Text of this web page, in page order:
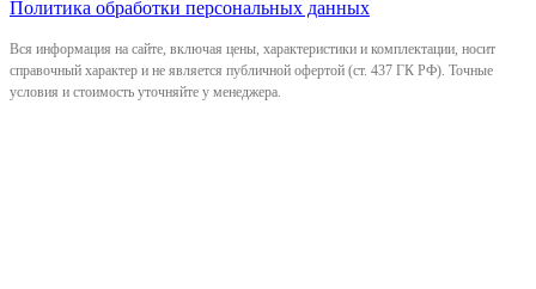
Политика обработки персональных данных
Вся информация на сайте, включая цены, характеристики и комплектации, носит
справочный характер и не является публичной офертой (ст. 437 ГК РФ). Точные
условия и стоимость уточняйте у менеджера.